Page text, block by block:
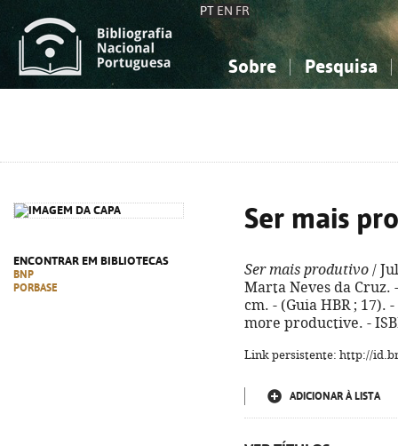
PT EN FR
Sobre Pesquisa
ENCONTRAR EM BIBLIOTECAS
BNP
PORBASE
Ser mais
Ser mais produtivo /
Marta Neves da Cruz.
cm. - (Guia HBR ; 17).
more productive. -
Link persistente: http://
ADICIONAR À LISTA